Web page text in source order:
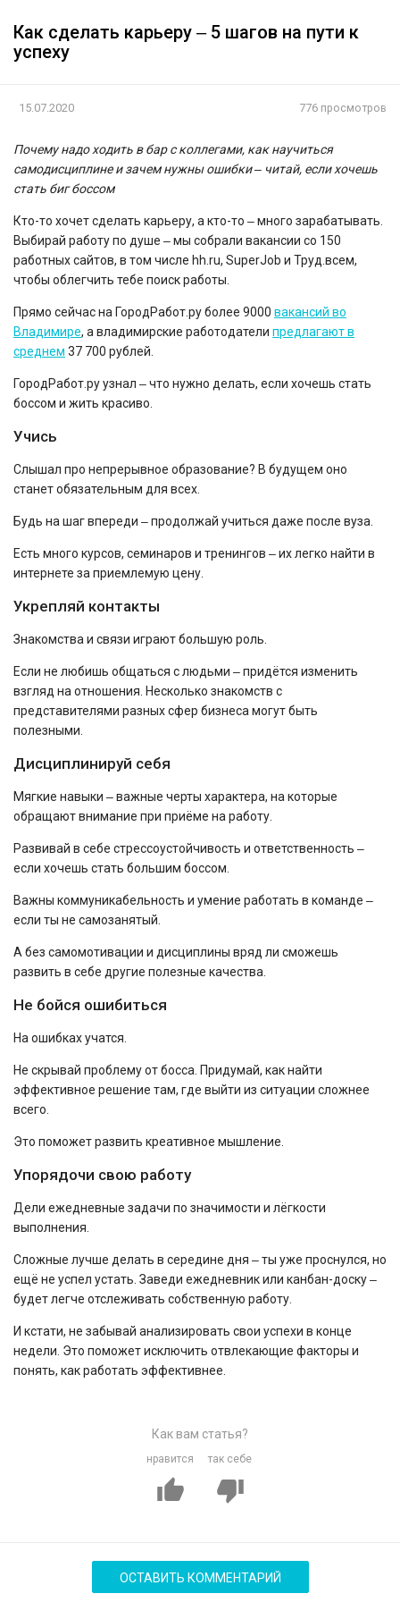
Как сделать карьеру ‒ 5 шагов на пути к
успеху
776 просмотров
15.07.2020
Почему надо ходить в бар с коллегами, как научиться
самодисциплине и зачем нужны ошибки ‒ читай, если хочешь
стать биг боссом
Кто-то хочет сделать карьеру, а кто-то ‒ много зарабатывать.
Выбирай работу по душе ‒ мы собрали вакансии со 150
работных сайтов, в том числе hh.ru, SuperJob и Труд.всем,
чтобы облегчить тебе поиск работы.
Прямо сейчас на ГородРабот.ру более 9000 вакансий во
Владимире, а владимирские работодатели предлагают в
среднем 37 700 рублей.
ГородРабот.ру узнал ‒ что нужно делать, если хочешь стать
боссом и жить красиво.
Учись
Слышал про непрерывное образование? В будущем оно
станет обязательным для всех.
Будь на шаг впереди ‒ продолжай учиться даже после вуза.
Есть много курсов, семинаров и тренингов ‒ их легко найти в
интернете за приемлемую цену.
Укрепляй контакты
Знакомства и связи играют большую роль.
Если не любишь общаться с людьми ‒ придётся изменить
взгляд на отношения. Несколько знакомств с
представителями разных сфер бизнеса могут быть
полезными.
Дисциплинируй себя
Мягкие навыки ‒ важные черты характера, на которые
обращают внимание при приёме на работу.
Развивай в себе стрессоустойчивость и ответственность ‒
если хочешь стать большим боссом.
Важны коммуникабельность и умение работать в команде ‒
если ты не самозанятый.
А без самомотивации и дисциплины вряд ли сможешь
развить в себе другие полезные качества.
Не бойся ошибиться
На ошибках учатся.
Не скрывай проблему от босса. Придумай, как найти
эффективное решение там, где выйти из ситуации сложнее
всего.
Это поможет развить креативное мышление.
Упорядочи свою работу
Дели ежедневные задачи по значимости и лёгкости
выполнения.
Сложные лучше делать в середине дня ‒ ты уже проснулся, но
ещё не успел устать. Заведи ежедневник или канбан-доску ‒
будет легче отслеживать собственную работу.
И кстати, не забывай анализировать свои успехи в конце
недели. Это поможет исключить отвлекающие факторы и
понять, как работать эффективнее.
Как вам статья?
нравится так себе
ОСТАВИТЬ КОММЕНТАРИЙ